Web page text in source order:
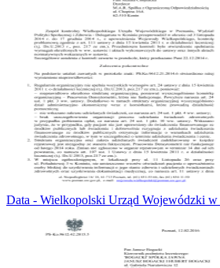
Data - Wielkopolski Urząd Wojewódzki w